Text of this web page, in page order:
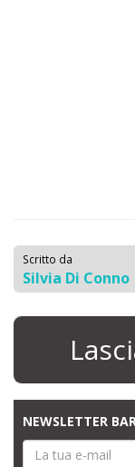
Scritto da
Silvia Di Conno
NEWSLETTER